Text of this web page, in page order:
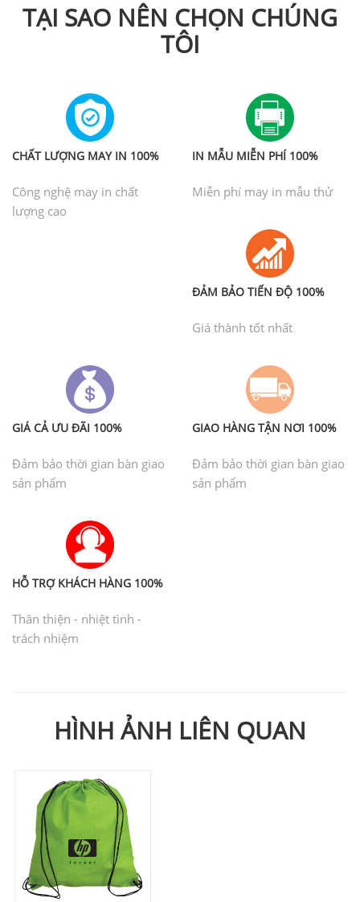
TẠI SAO NÊN CHỌN CHÚNG
TÔI
CHẤT LƯỢNG MAY IN 100%
Công nghệ may in chất
lượng cao
IN MẪU MIỄN PHÍ 100%
Miễn phí may in mẫu thử
ĐẢM BẢO TIẾN ĐỘ 100%
Giá thành tốt nhất
GIÁ CẢ ƯU ĐÃI 100%
Đảm bảo thời gian bàn giao
sản phẩm
GIAO HÀNG TẬN NƠI 100%
Đảm bảo thời gian bàn giao
sản phẩm
HỖ TRỢ KHÁCH HÀNG 100%
Thân thiện - nhiệt tình -
trách nhiệm
HÌNH ẢNH LIÊN QUAN